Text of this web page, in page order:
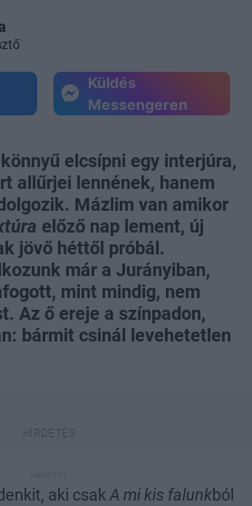
Küldés
Messengeren
elcsípni egy interjúra,
allűrjei lennének, hanem
Mázlim van amikor
előző nap lement, új
jövő héttől próbál.
már a Jurányiban,
mint mindig, nem
Az ő ereje a színpadon,
bármit csinál levehetetlen
aki csakA mi kis falunkból